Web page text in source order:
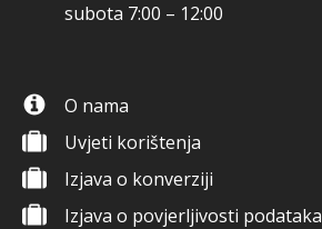
subota 7:00 – 12:00
O nama
Uvjeti korištenja
Izjava o konverziji
Izjava o povjerljivosti podataka